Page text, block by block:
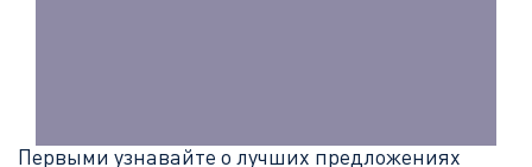
Первыми узнавайте о лучших предложениях